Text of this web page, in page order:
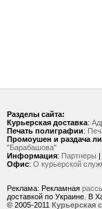
Разделы сайта:
Курьерская доставка:
Печать полиграфии:
Промоушен и раздача
"Барабашова"
Информация: Партнеры |
Офис: О курьерской
Реклама: Рекламная
доставкой по Украине. В
© 2005-2011 Курьерская